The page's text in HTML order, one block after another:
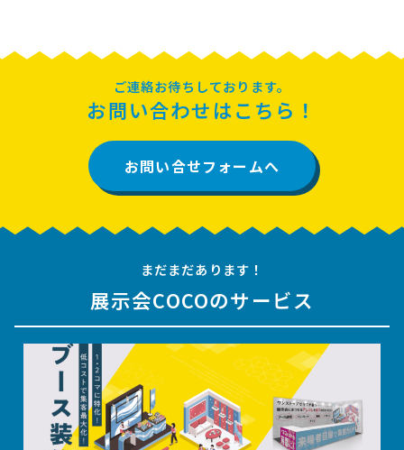
ご連絡お待ちしております。
お問い合わせはこちら！
お問い合せフォームへ
まだまだあります！
展示会COCOのサービス